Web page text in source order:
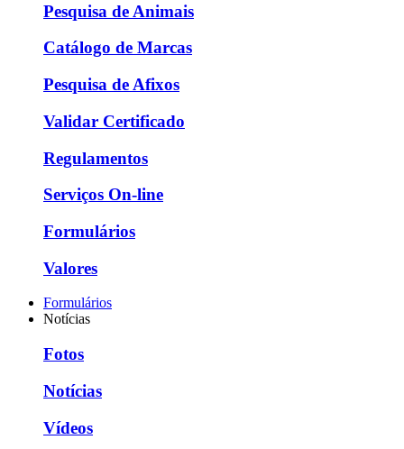
Pesquisa de Animais
Catálogo de Marcas
Pesquisa de Afixos
Validar Certificado
Regulamentos
Serviços On-line
Formulários
Valores
Formulários
Notícias
Fotos
Notícias
Vídeos